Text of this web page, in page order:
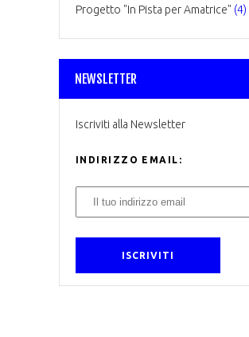
Progetto "In Pista per Amatrice" (4)
NEWSLETTER
Iscriviti alla Newsletter
INDIRIZZO EMAIL: